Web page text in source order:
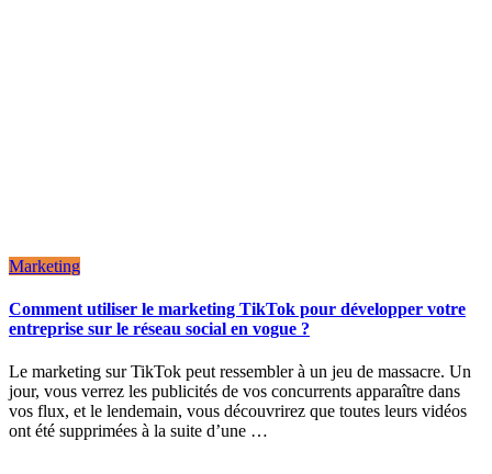
Marketing
Comment utiliser le marketing TikTok pour développer votre
entreprise sur le réseau social en vogue ?
Le marketing sur TikTok peut ressembler à un jeu de massacre. Un
jour, vous verrez les publicités de vos concurrents apparaître dans
vos flux, et le lendemain, vous découvrirez que toutes leurs vidéos
ont été supprimées à la suite d’une …